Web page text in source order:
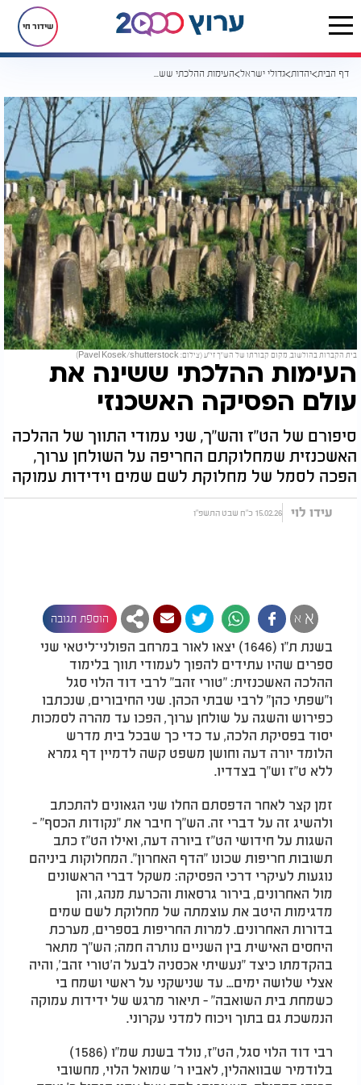
שידור חי
דף הבית יהדות גדולי ישראל העימות ההלכתי ששינה את עולם הפסיקה האשכנזי
בית הקברות בהולשוב, מקום קבורתו של הש"ך זי"ע (צילום: Pavel Kosek/shutterstock)
העימות ההלכתי ששינה את
עולם הפסיקה האשכנזי
סיפורם של הט"ז והש"ך, שני עמודי התווך של ההלכה
האשכנזית שמחלוקתם החריפה על השולחן ערוך,
הפכה לסמל של מחלוקת לשם שמים וידידות עמוקה
עידו לוי 15.02.26 כ"ח שבט התשפ"ו
א א הוספת תגובה
בשנת ת"ו (1646) יצאו לאור במרחב הפולני־ליטאי שני
ספרים שהיו עתידים להפוך לעמודי תווך בלימוד
ההלכה האשכנזית: "טורי זהב" לרבי דוד הלוי סגל
ו"שפתי כהן" לרבי שבתי הכהן. שני החיבורים, שנכתבו
כפירוש והשגה על שולחן ערוך, הפכו עד מהרה לסמכות
יסוד בפסיקת הלכה, עד כדי כך שבכל בית מדרש
הלומד יורה דעה וחושן משפט קשה לדמיין דף גמרא
ללא ט"ז וש"ך בצדדיו.
זמן קצר לאחר הדפסתם החלו שני הגאונים להתכתב
ולהשיג זה על דברי זה. הש"ך חיבר את "נקודות הכסף" -
השגות על חידושי הט"ז ביורה דעה, ואילו הט"ז כתב
תשובות חריפות שכונו "הדף האחרון". המחלוקות ביניהם
נוגעות לעיקרי דרכי הפסיקה: משקל דברי הראשונים
מול האחרונים, בירור גרסאות והכרעת מנהג, והן
מדגימות היטב את עוצמתה של מחלוקת לשם שמים
בדורות האחרונים. למרות החריפות בספרים, מערכת
היחסים האישית בין השניים נותרה חמה; הש"ך מתאר
בהקדמתו כיצד "נעשיתי אכסניה לבעל ה'טורי זהב', והיה
אצלי שלושה ימים... עד שנישקני על ראשי ושמח בי
כשמחת בית השואבה" - תיאור מרגש של ידידות עמוקה
הנמשכת גם בתוך ויכוח למדני עקרוני.
רבי דוד הלוי סגל, הט"ז, נולד בשנת שמ"ו (1586)
בלודמיר שבוואהלין, לאביו ר' שמואל הלוי, מחשובי